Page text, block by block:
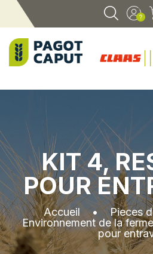
KIT 4,
POUR
Accueil•Pieces
Environnement de la ferme
pour